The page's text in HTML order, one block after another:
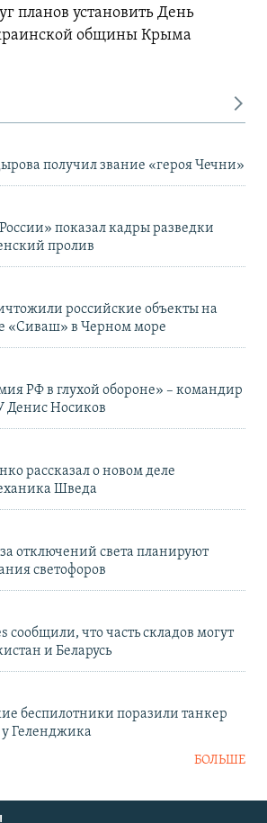
планов установить День
общины Крыма
получил звание «героя Чечни»
показал кадры разведки
пролив
российские объекты на
«Сиваш» в Черном море
РФ в глухой обороне» – командир
Денис Носиков
рассказал о новом деле
Шведа
отключений света планируют
светофоров
что часть складов могут
и Беларусь
беспилотники поразили танкер
у Геленджика
БОЛЬШЕ